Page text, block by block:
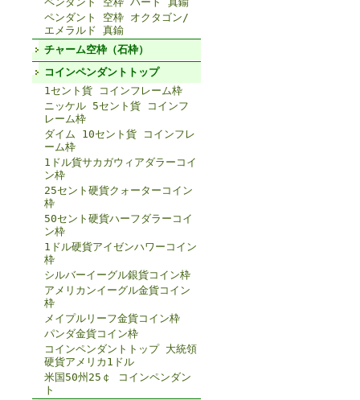
ペンダント 空枠 オクタゴン/
エメラルド 真鍮
チャーム空枠（石枠）
コインペンダントトップ
1セント貨 コインフレーム枠
ニッケル 5セント貨 コインフ
レーム枠
ダイム 10セント貨 コインフレ
ーム枠
1ドル貨サカガウィアダラーコイ
ン枠
25セント硬貨クォーターコイン
枠
50セント硬貨ハーフダラーコイ
ン枠
1ドル硬貨アイゼンハワーコイン
枠
シルバーイーグル銀貨コイン枠
アメリカンイーグル金貨コイン
枠
メイプルリーフ金貨コイン枠
パンダ金貨コイン枠
コインペンダントトップ 大統領
硬貨アメリカ1ドル
米国50州25￠ コインペンダン
ト